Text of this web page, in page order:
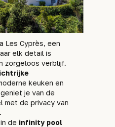
Les Cyprès, een
elk detail is
zorgeloos verblijf.
keuken en
je van de
met de privacy van
de infinity pool